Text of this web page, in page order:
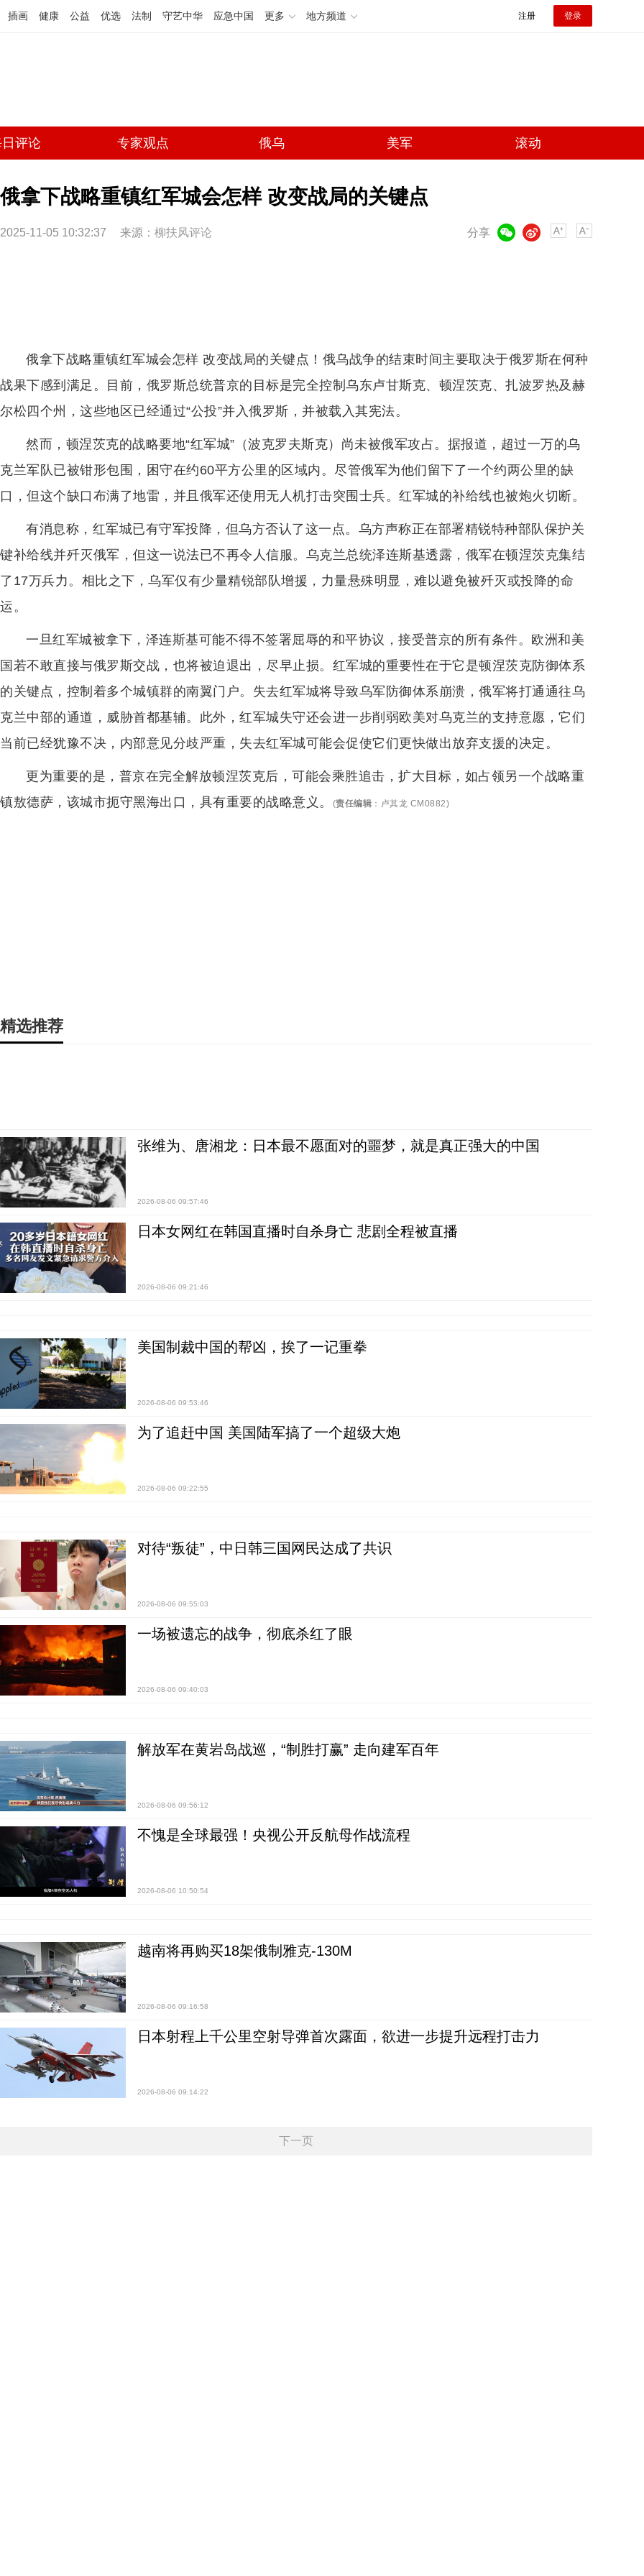
插画 健康 公益 优选 法制 守艺中华 应急中国 更多 地方频道 注册 登录
评论 专家观点 俄乌 美军 滚动
俄拿下战略重镇红军城会怎样 改变战局的关键点
2025-11-05 10:32:37 来源： 柳扶风评论 分享
微博
俄拿下战略重镇红军城会怎样 改变战局的关键点！俄乌战争的结束时间主要取决于俄罗斯在何种
战果下感到满足。目前，俄罗斯总统普京的目标是完全控制乌东卢甘斯克、顿涅茨克、扎波罗热及赫
尔松四个州，这些地区已经通过“公投”并入俄罗斯，并被载入其宪法。
然而，顿涅茨克的战略要地“红军城”（波克罗夫斯克）尚未被俄军攻占。据报道，超过一万的乌
克兰军队已被钳形包围，困守在约60平方公里的区域内。尽管俄军为他们留下了一个约两公里的缺
口，但这个缺口布满了地雷，并且俄军还使用无人机打击突围士兵。红军城的补给线也被炮火切断。
有消息称，红军城已有守军投降，但乌方否认了这一点。乌方声称正在部署精锐特种部队保护关
键补给线并歼灭俄军，但这一说法已不再令人信服。乌克兰总统泽连斯基透露，俄军在顿涅茨克集结
了17万兵力。相比之下，乌军仅有少量精锐部队增援，力量悬殊明显，难以避免被歼灭或投降的命
运。
一旦红军城被拿下，泽连斯基可能不得不签署屈辱的和平协议，接受普京的所有条件。欧洲和美
国若不敢直接与俄罗斯交战，也将被迫退出，尽早止损。红军城的重要性在于它是顿涅茨克防御体系
的关键点，控制着多个城镇群的南翼门户。失去红军城将导致乌军防御体系崩溃，俄军将打通通往乌
克兰中部的通道，威胁首都基辅。此外，红军城失守还会进一步削弱欧美对乌克兰的支持意愿，它们
当前已经犹豫不决，内部意见分歧严重，失去红军城可能会促使它们更快做出放弃支援的决定。
更为重要的是，普京在完全解放顿涅茨克后，可能会乘胜追击，扩大目标，如占领另一个战略重
镇敖德萨，该城市扼守黑海出口，具有重要的战略意义。
(责任编辑 ： 卢其龙 CM0882)
精选推荐
张维为、唐湘龙：日本最不愿面对的噩梦，就是真正强大的中国
2026-08-06 09:57:46
日本女网红在韩国直播时自杀身亡 悲剧全程被直播
2026-08-06 09:21:46
美国制裁中国的帮凶，挨了一记重拳
2026-08-06 09:53:46
为了追赶中国 美国陆军搞了一个超级大炮
2026-08-06 09:22:55
对待“叛徒”，中日韩三国网民达成了共识
2026-08-06 09:55:03
一场被遗忘的战争，彻底杀红了眼
2026-08-06 09:40:03
解放军在黄岩岛战巡，“制胜打赢” 走向建军百年
2026-08-06 09:56:12
不愧是全球最强！央视公开反航母作战流程
2026-08-06 10:50:54
越南将再购买18架俄制雅克-130M
2026-08-06 09:16:58
日本射程上千公里空射导弹首次露面，欲进一步提升远程打击力
2026-08-06 09:14:22
下一页